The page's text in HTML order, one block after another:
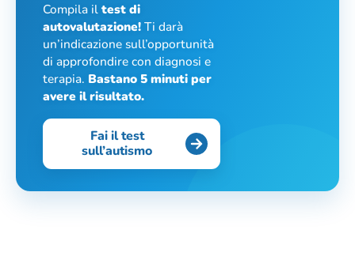
Compila iltest di
autovalutazione!Ti darà
un’indicazione sull’opportunità
di approfondire con diagnosi e
terapia. Bastano 5 minuti per
avere il risultato.
Fai il test
sull’autismo